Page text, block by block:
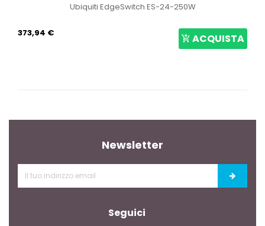
Ubiquiti EdgeSwitch ES-24-250W
373,94 € ACQUISTA
Newsletter
Seguici